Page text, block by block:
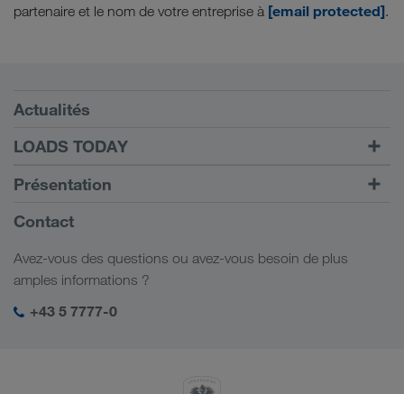
partenaire et le nom de votre entreprise à [email protected].
Conditions requises
Actualités
LOADS TODAY
Trouver un frêt avec
LOADS TODAY
En savoir plus
Vers la connexion
Présentation
Informations générales
Management SHEQ
Contact
Avez-vous des questions ou avez-vous besoin de plus
amples informations ?
+43 5 7777-0